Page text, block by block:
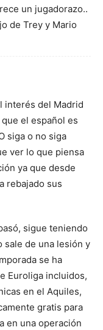
un jugadorazo..
de Trey y Mario
interés del Madrid
el español es
siga o no siga
ver lo que piensa
ya que desde
rebajado sus
sigue teniendo
sale de una lesión y
se ha
Euroliga incluidos,
en el Aquiles,
gratis para
en una operación